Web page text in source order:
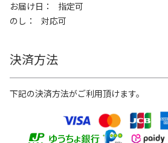
お届け日
指定可
のし
対応可
決済方法
下記の決済方法がご利用頂けます。